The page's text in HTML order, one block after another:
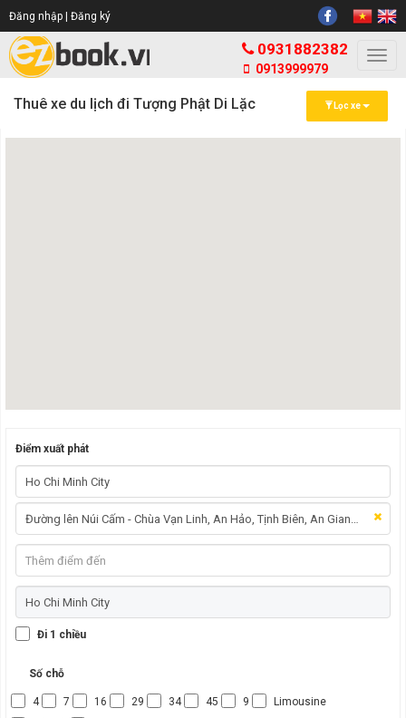
Đăng nhập | Đăng ký
0931882382
0913999979
Thuê xe du lịch đi Tượng Phật Di Lặc Lọc xe
Điểm xuất phát
Đi 1 chiều
Số chỗ
4 7 16 29 34 45 9
Limousine